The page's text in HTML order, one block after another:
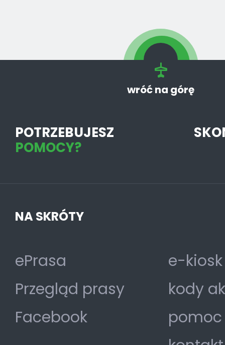
wróć na górę
POTRZEBUJESZ
POMOCY?
NA SKRÓTY
ePrasa
Przegląd prasy
Facebook
e-
kody
pomoc